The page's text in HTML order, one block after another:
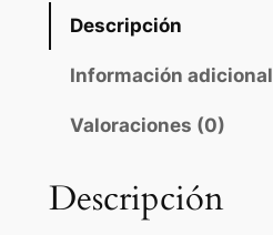
a
b
Descripción
Información adicional
Valoraciones (0)
Descripción